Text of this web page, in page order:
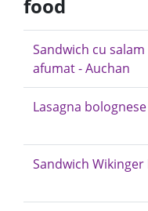
food
Sandwich cu
afumat - Auchan
Lasagna
Sandwich